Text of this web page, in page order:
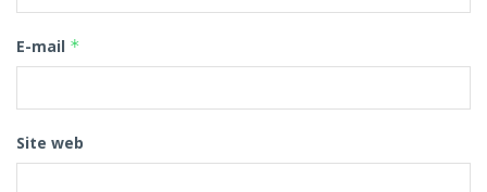
E-mail *
Site web